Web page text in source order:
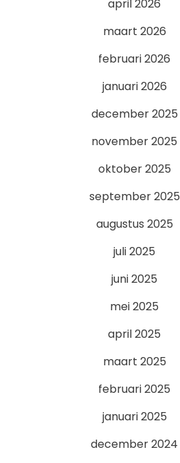
april 2026
maart 2026
februari 2026
januari 2026
december 2025
november 2025
oktober 2025
september 2025
augustus 2025
juli 2025
juni 2025
mei 2025
april 2025
maart 2025
februari 2025
januari 2025
december 2024